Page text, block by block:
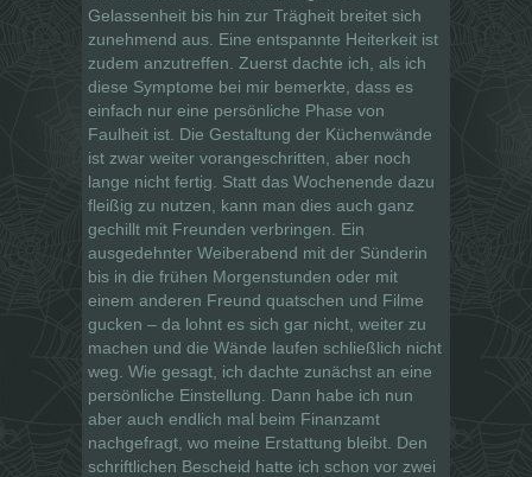
Gelassenheit bis hin zur Trägheit breitet sich
zunehmend aus. Eine entspannte Heiterkeit ist
zudem anzutreffen. Zuerst dachte ich, als ich
diese Symptome bei mir bemerkte, dass es
einfach nur eine persönliche Phase von
Faulheit ist. Die Gestaltung der Küchenwände
ist zwar weiter vorangeschritten, aber noch
lange nicht fertig. Statt das Wochenende dazu
fleißig zu nutzen, kann man dies auch ganz
gechillt mit Freunden verbringen. Ein
ausgedehnter Weiberabend mit der Sünderin
bis in die frühen Morgenstunden oder mit
einem anderen Freund quatschen und Filme
gucken – da lohnt es sich gar nicht, weiter zu
machen und die Wände laufen schließlich nicht
weg. Wie gesagt, ich dachte zunächst an eine
persönliche Einstellung. Dann habe ich nun
aber auch endlich mal beim Finanzamt
nachgefragt, wo meine Erstattung bleibt. Den
schriftlichen Bescheid hatte ich schon vor zwei